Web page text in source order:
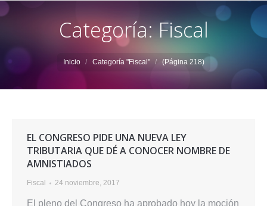
Categoría: Fiscal
Inicio Categoría "Fiscal" (Página 218)
EL CONGRESO PIDE UNA NUEVA LEY
TRIBUTARIA QUE DÉ A CONOCER NOMBRE DE
AMNISTIADOS
Fiscal 24 noviembre, 2017
El pleno del Congreso ha aprobado hoy la moción